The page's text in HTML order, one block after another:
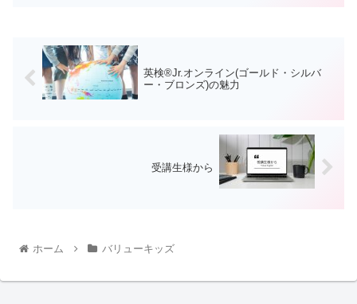
英検®Jr.オンライン(ゴールド・シルバ
ー・ブロンズ)の魅力
受講生様から
ホーム バリューキッズ